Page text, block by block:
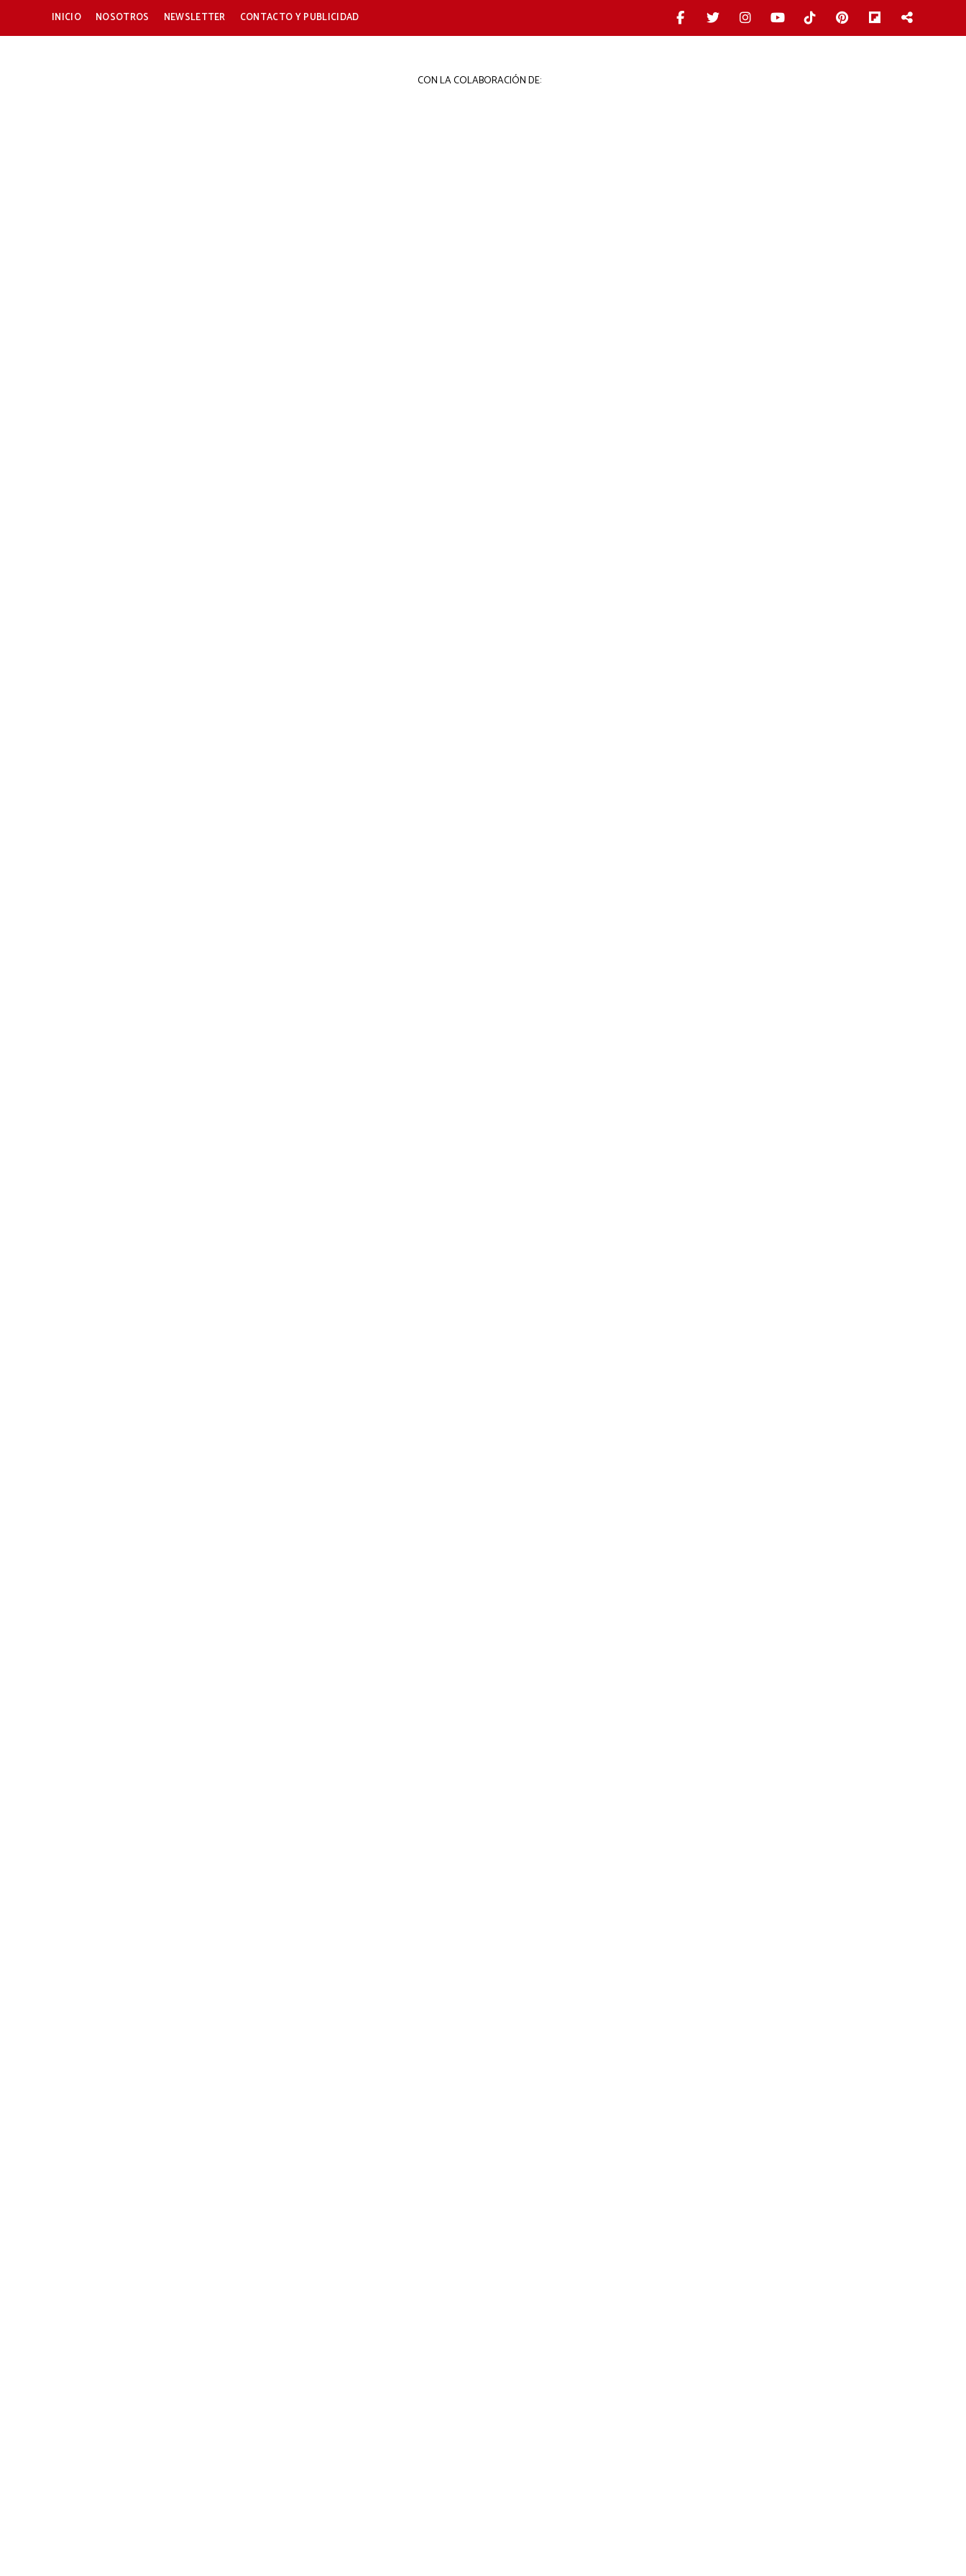
INICIO NOSOTROS NEWSLETTER CONTACTO Y PUBLICIDAD
CON LA COLABORACIÓN DE: